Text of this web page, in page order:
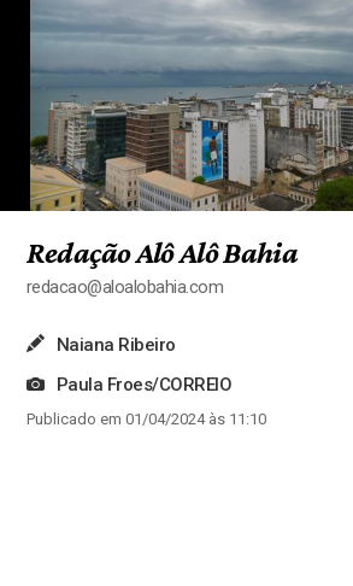
Redação Alô Alô Bahia
redacao@aloalobahia.com
Naiana Ribeiro
Paula Froes/CORREIO
Publicado em 01/04/2024 às 11:10